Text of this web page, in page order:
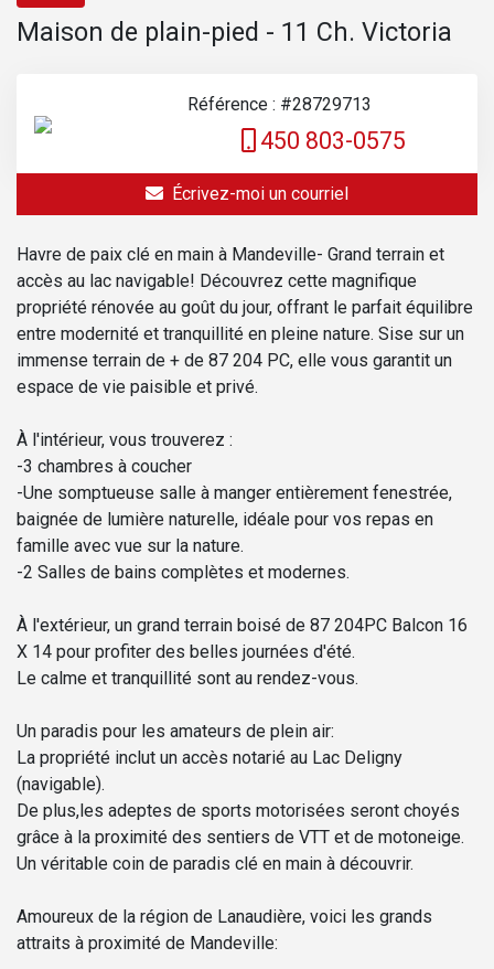
Maison de plain-pied - 11 Ch. Victoria
Référence : #28729713
450 803-0575
Écrivez-moi un courriel
Havre de paix clé en main à Mandeville- Grand terrain et
accès au lac navigable! Découvrez cette magnifique
propriété rénovée au goût du jour, offrant le parfait équilibre
entre modernité et tranquillité en pleine nature. Sise sur un
immense terrain de + de 87 204 PC, elle vous garantit un
espace de vie paisible et privé.
À l'intérieur, vous trouverez :
-3 chambres à coucher
-Une somptueuse salle à manger entièrement fenestrée,
baignée de lumière naturelle, idéale pour vos repas en
famille avec vue sur la nature.
-2 Salles de bains complètes et modernes.
À l'extérieur, un grand terrain boisé de 87 204PC Balcon 16
X 14 pour profiter des belles journées d'été.
Le calme et tranquillité sont au rendez-vous.
Un paradis pour les amateurs de plein air:
La propriété inclut un accès notarié au Lac Deligny
(navigable).
De plus,les adeptes de sports motorisées seront choyés
grâce à la proximité des sentiers de VTT et de motoneige.
Un véritable coin de paradis clé en main à découvrir.
Amoureux de la région de Lanaudière, voici les grands
attraits à proximité de Mandeville: